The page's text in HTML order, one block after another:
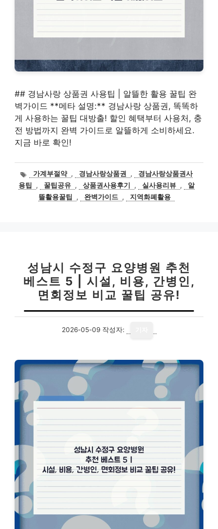
## 경남사랑 상품권 사용팁 | 알뜰한 활용 꿀팁 완
벽가이드 **메타 설명:** 경남사랑 상품권, 똑똑하
게 사용하는 꿀팁 대방출! 할인 혜택부터 사용처, 충
전 방법까지 완벽 가이드로 알뜰하게 소비하세요.
지금 바로 확인!
태
그
가계부절약 , 경남사랑상품권 ,
경남사랑상품권사
용팁
, 꿀팁공유 , 상품권사용후기 , 실사용리뷰 ,
알
뜰활용꿀팁
, 완벽가이드 , 지역화폐활용
성남시 수정구 요양병원 추천
베스트 5 | 시설, 비용, 간병인,
면회정보 비교 꿀팁 공유!
2026-05-09 작성자: